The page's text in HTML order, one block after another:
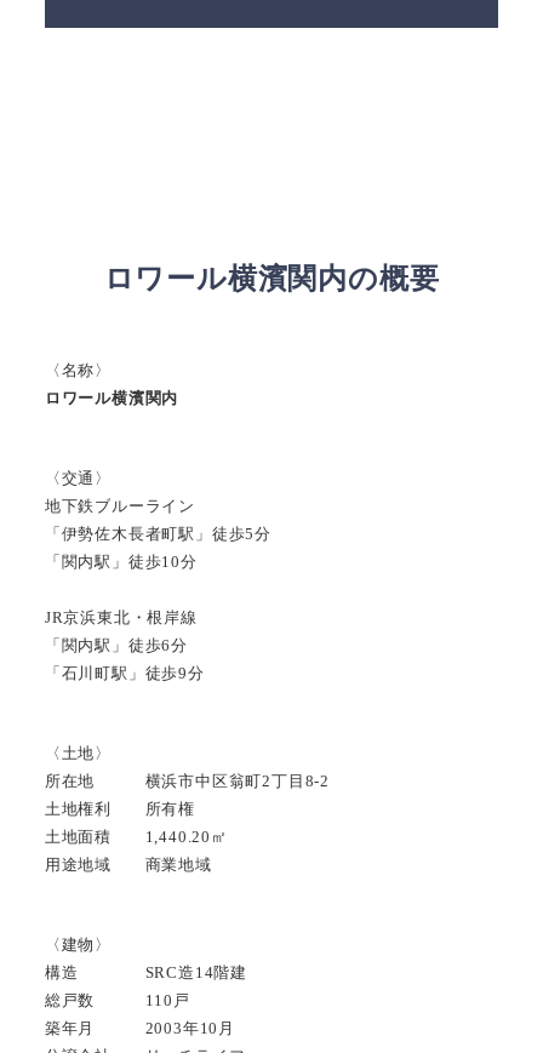
ロワール横濱関内の概要
〈名称〉
ロワール横濱関内
〈交通〉
地下鉄ブルーライン
「伊勢佐木長者町駅」徒歩5分
「関内駅」徒歩10分
JR京浜東北・根岸線
「関内駅」徒歩6分
「石川町駅」徒歩9分
〈土地〉
所在地 横浜市中区翁町2丁目8-2
土地権利 所有権
土地面積 1,440.20㎡
用途地域 商業地域
〈建物〉
構造 SRC造14階建
総戸数 110戸
築年月 2003年10月